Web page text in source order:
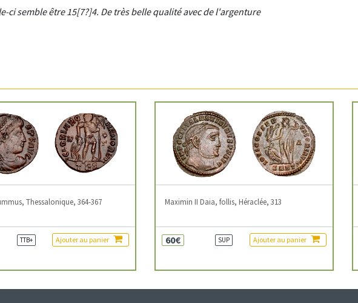
ci semble être 15[7?]4. De très belle qualité avec de l'argenture
Thessalonique, 364-367
TTB+ Ajouter au panier
Maximin II Daia, follis, Héraclée, 313
60€ SUP Ajouter au panier